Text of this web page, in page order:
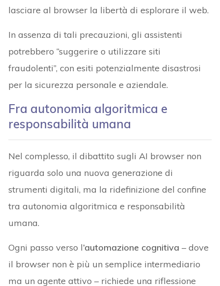
lasciare al browser la libertà di esplorare il web.
In assenza di tali precauzioni, gli assistenti
potrebbero “suggerire o utilizzare siti
fraudolenti”, con esiti potenzialmente disastrosi
per la sicurezza personale e aziendale.
Fra autonomia algoritmica e
responsabilità umana
Nel complesso, il dibattito sugli AI browser non
riguarda solo una nuova generazione di
strumenti digitali, ma la ridefinizione del confine
tra autonomia algoritmica e responsabilità
umana.
Ogni passo verso l’automazione cognitiva – dove
il browser non è più un semplice intermediario
ma un agente attivo – richiede una riflessione